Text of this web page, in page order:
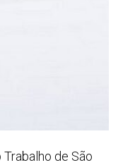
de São